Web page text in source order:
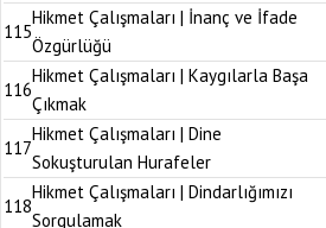
115
Hikmet Çalışmaları | İnanç ve İfade
Özgürlüğü
116
Hikmet Çalışmaları | Kaygılarla Başa
Çıkmak
117
Hikmet Çalışmaları | Dine
Sokuşturulan Hurafeler
118
Hikmet Çalışmaları | Dindarlığımızı
Sorgulamak